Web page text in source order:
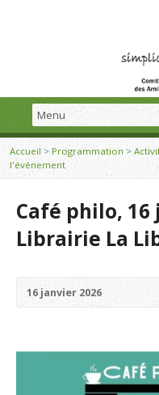
Accueil> Programmation>
l'événement
Café philo, 16
Librairie La
16 janvier 2026